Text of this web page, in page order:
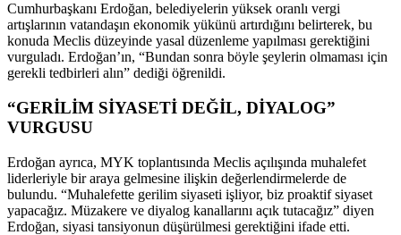
Cumhurbaşkanı Erdoğan, belediyelerin yüksek oranlı vergi
artışlarının vatandaşın ekonomik yükünü artırdığını belirterek, bu
konuda Meclis düzeyinde yasal düzenleme yapılması gerektiğini
vurguladı. Erdoğan’ın, “Bundan sonra böyle şeylerin olmaması için
gerekli tedbirleri alın” dediği öğrenildi.
“GERİLİM SİYASETİ DEĞİL, DİYALOG”
VURGUSU
Erdoğan ayrıca, MYK toplantısında Meclis açılışında muhalefet
liderleriyle bir araya gelmesine ilişkin değerlendirmelerde de
bulundu. “Muhalefette gerilim siyaseti işliyor, biz proaktif siyaset
yapacağız. Müzakere ve diyalog kanallarını açık tutacağız” diyen
Erdoğan, siyasi tansiyonun düşürülmesi gerektiğini ifade etti.